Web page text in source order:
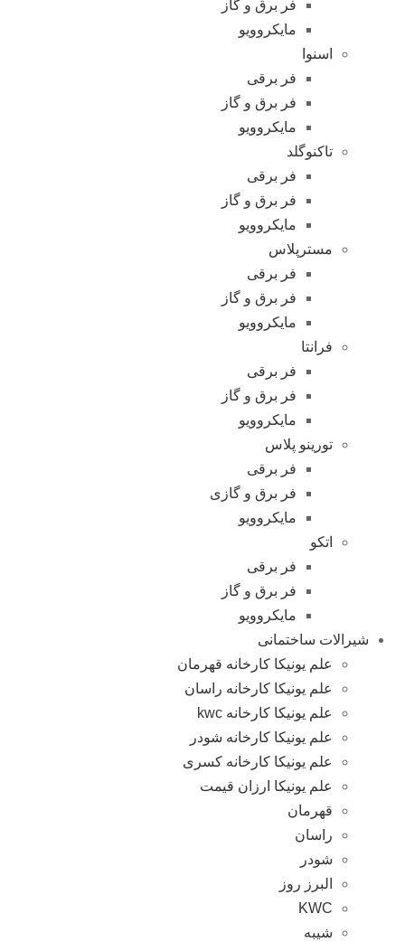
فر برق و گاز
مایکروویو
اسنوا
فر برقی
فر برق و گاز
مایکروویو
تاکنوگلد
فر برقی
فر برق و گاز
مایکروویو
مسترپلاس
فر برقی
فر برق و گاز
مایکروویو
فرانتا
فر برقی
فر برق و گاز
مایکروویو
تورینو پلاس
فر برقی
فر برق و گازی
مایکروویو
اتکو
فر برقی
فر برق و گاز
مایکروویو
شیرالات ساختمانی
علم یونیکا کارخانه قهرمان
علم یونیکا کارخانه راسان
علم یونیکا کارخانه kwc
علم یونیکا کارخانه شودر
علم یونیکا کارخانه کسری
علم یونیکا ارزان قیمت
قهرمان
راسان
شودر
البرز روز
KWC
شیبه